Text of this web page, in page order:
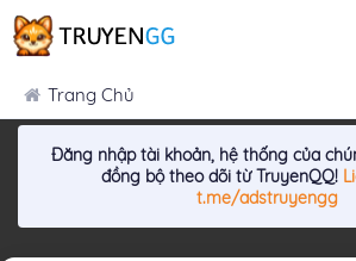
Trang Chủ
Đăng nhập tài khoản, hệ thống của
đồng bộ theo dõi từ TruyenQQ!
t.me/adstruyengg